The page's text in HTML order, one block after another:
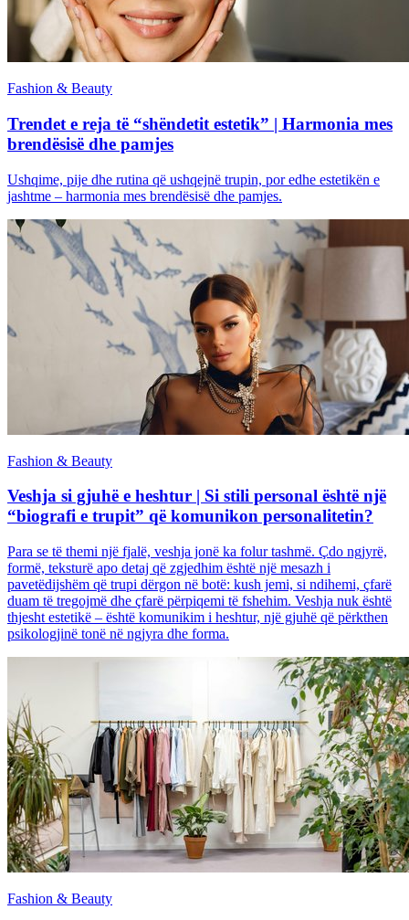
Fashion & Beauty
Trendet e reja të “shëndetit estetik” | Harmonia mes
brendësisë dhe pamjes
Ushqime, pije dhe rutina që ushqejnë trupin, por edhe estetikën e
jashtme – harmonia mes brendësisë dhe pamjes.
Fashion & Beauty
Veshja si gjuhë e heshtur | Si stili personal është një
“biografi e trupit” që komunikon personalitetin?
Para se të themi një fjalë, veshja jonë ka folur tashmë. Çdo ngjyrë,
formë, teksturë apo detaj që zgjedhim është një mesazh i
pavetëdijshëm që trupi dërgon në botë: kush jemi, si ndihemi, çfarë
duam të tregojmë dhe çfarë përpiqemi të fshehim. Veshja nuk është
thjesht estetikë – është komunikim i heshtur, një gjuhë që përkthen
psikologjinë tonë në ngjyra dhe forma.
Fashion & Beauty